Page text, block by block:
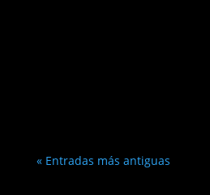
« Entradas más antiguas